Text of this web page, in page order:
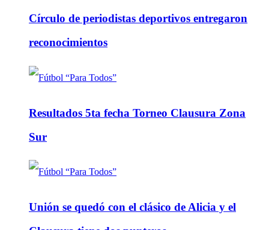
Círculo de periodistas deportivos entregaron
reconocimientos
Resultados 5ta fecha Torneo Clausura Zona
Sur
Unión se quedó con el clásico de Alicia y el